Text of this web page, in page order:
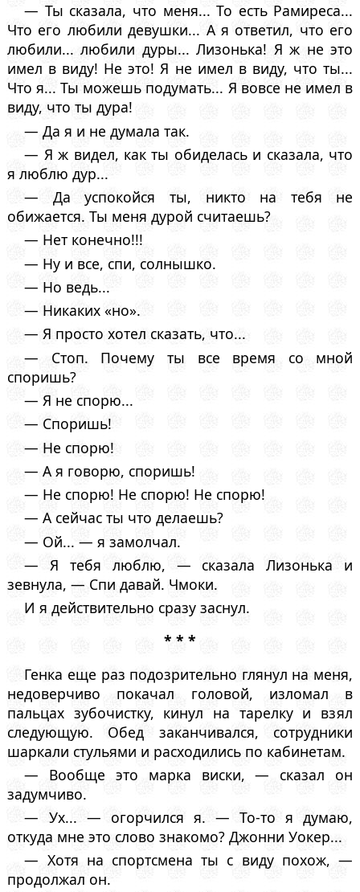
— Ты сказала, что меня... То есть Рамиреса...
Что его любили девушки... А я ответил, что его
любили... любили дуры... Лизонька! Я ж не это
имел в виду! Не это! Я не имел в виду, что ты...
Что я... Ты можешь подумать... Я вовсе не имел в
виду, что ты дура!
— Да я и не думала так.
— Я ж видел, как ты обиделась и сказала, что
я люблю дур...
— Да успокойся ты, никто на тебя не
обижается. Ты меня дурой считаешь?
— Нет конечно!!!
— Ну и все, спи, солнышко.
— Но ведь...
— Никаких «но».
— Я просто хотел сказать, что...
— Стоп. Почему ты все время со мной
споришь?
— Я не спорю...
— Споришь!
— Не спорю!
— А я говорю, споришь!
— Не спорю! Не спорю! Не спорю!
— А сейчас ты что делаешь?
— Ой... — я замолчал.
— Я тебя люблю, — сказала Лизонька и
зевнула, — Спи давай. Чмоки.
И я действительно сразу заснул.
* * *
Генка еще раз подозрительно глянул на меня,
недоверчиво покачал головой, изломал в
пальцах зубочистку, кинул на тарелку и взял
следующую. Обед заканчивался, сотрудники
шаркали стульями и расходились по кабинетам.
— Вообще это марка виски, — сказал он
задумчиво.
— Ух... — огорчился я. — То-то я думаю,
откуда мне это слово знакомо? Джонни Уокер...
— Хотя на спортсмена ты с виду похож, —
продолжал он.